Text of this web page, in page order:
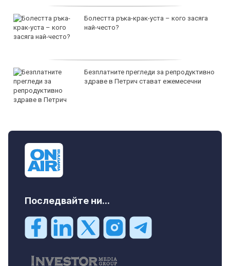
Болестта ръка-крак-уста – кого засяга
най-често?
Безплатните прегледи за репродуктивно
здраве в Петрич стават ежемесечни
Последвайте ни...